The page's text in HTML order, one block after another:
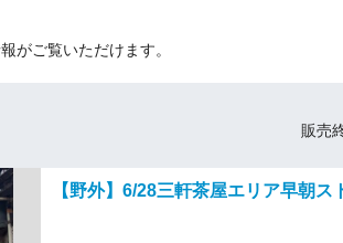
がご覧いただけます。
販売
【野外】6/28三軒茶屋エリア早朝ス